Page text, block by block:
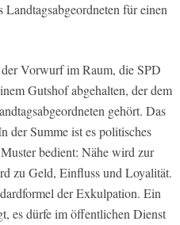
für einen
Vorwurf im Raum, die SPD
Gutshof abgehalten, der dem
gehört. Das
der Summe ist es politisches
bedient: Nähe wird zur
zu Geld, Einfluss und Loyalität.
der Exkulpation. Ein
es dürfe im öffentlichen Dienst